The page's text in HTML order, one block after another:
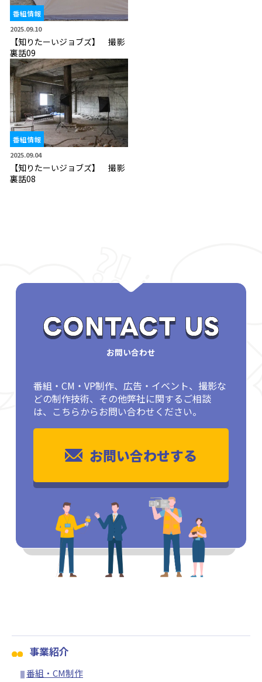
番組情報
2025.09.10
【知りたーいジョブズ】 撮影
裏話09
番組情報
2025.09.04
【知りたーいジョブズ】 撮影
裏話08
お問い合わせ
番組・CM・VP制作、広告・イベント、撮影な
どの制作技術、その他弊社に関するご相談
は、こちらからお問い合わせください。
お問い合わせする
事業紹介
番組・CM制作